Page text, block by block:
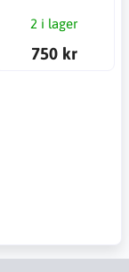
2 i lager
750 kr